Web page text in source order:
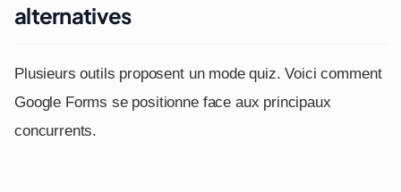
alternatives
Plusieurs outils proposent un mode quiz. Voici comment
Google Forms se positionne face aux principaux
concurrents.